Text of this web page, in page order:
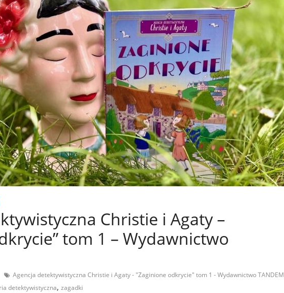
Christie i Agaty –
tom 1 – Wydawnictwo
Agencja detektywistyczna Christie i Agaty - "Zaginione odkrycie" tom 1 - Wydawnictwo TANDEM
detektywistyczna, zagadki